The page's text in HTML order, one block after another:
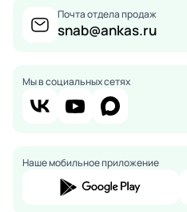
Почта отдела продаж
snab@ankas.ru
Мы в социальных сетях
Наше мобильное приложение